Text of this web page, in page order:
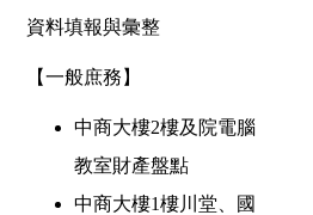
資料填報與彙整
【一般庶務】
中商大樓2樓及院電腦
教室財產盤點
中商大樓1樓川堂、國